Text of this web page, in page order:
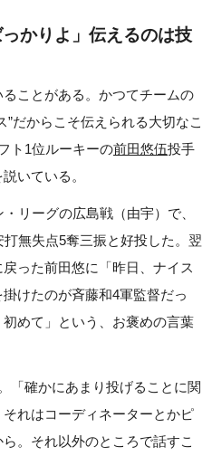
かりよ」伝えるのは技
ことがある。かつてチームの
だからこそ伝えられる大切なこ
ト1位ルーキーの前田悠伍投手
いている。
リーグの広島戦（由宇）で、
無失点5奪三振と好投した。翌
った前田悠に「昨日、ナイス
けたのが斉藤和4軍監督だっ
めて」という、お褒めの言葉
「確かにあまり投げることに関
れはコーディネーターとかピ
。それ以外のところで話すこ